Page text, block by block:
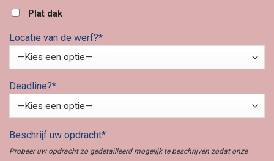
Plat dak
Locatie van de werf?*
Deadline?*
Beschrijf uw opdracht*
Probeer uw opdracht zo gedetailleerd mogelijk te beschrijven zodat onze